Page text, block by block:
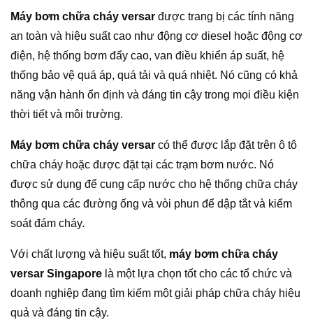
Máy bơm chữa cháy versar được trang bị các tính năng
an toàn và hiệu suất cao như động cơ diesel hoặc động cơ
điện, hệ thống bơm đẩy cao, van điều khiển áp suất, hệ
thống bảo vệ quá áp, quá tải và quá nhiệt. Nó cũng có khả
năng vận hành ổn định và đáng tin cậy trong mọi điều kiện
thời tiết và môi trường.
Máy bơm chữa cháy versar có thể được lắp đặt trên ô tô
chữa cháy hoặc được đặt tại các trạm bơm nước. Nó
được sử dụng để cung cấp nước cho hệ thống chữa cháy
thông qua các đường ống và vòi phun để dập tắt và kiểm
soát đám cháy.
Với chất lượng và hiệu suất tốt, máy bơm chữa cháy
versar Singapore là một lựa chọn tốt cho các tổ chức và
doanh nghiệp đang tìm kiếm một giải pháp chữa cháy hiệu
quả và đáng tin cậy.